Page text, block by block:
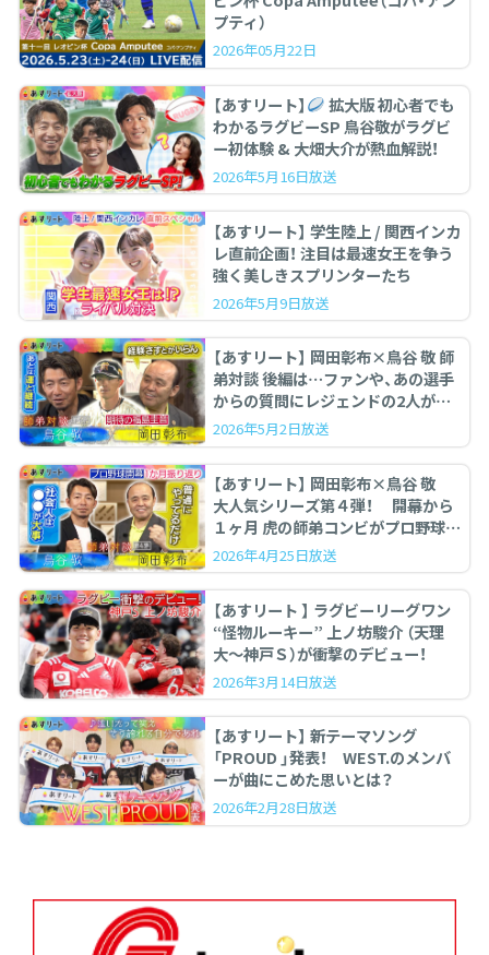
プティ）
2026年05月22日
【あすリート】
拡大版 初心者でも
わかるラグビーSP 鳥谷敬がラグビ
ー初体験 & 大畑大介が熱血解説！
2026年5月16日放送
【あすリート】 学生陸上 / 関西インカ
レ直前企画！ 注目は最速女王を争う
強く美しきスプリンターたち
2026年5月9日放送
【あすリート】 岡田彰布×鳥谷 敬 師
弟対談 後編は…ファンや、あの選手
からの質問にレジェンドの2人が答
えます。
2026年5月2日放送
【あすリート】 岡田彰布×鳥谷 敬
大人気シリーズ第４弾！ 開幕から
１ヶ月 虎の師弟コンビがプロ野球を
ぶった斬る！
2026年4月25日放送
【あすリート 】 ラグビーリーグワン
“怪物ルーキー” 上ノ坊駿介 （天理
大〜神戸Ｓ）が衝撃のデビュー！
2026年3月14日放送
【あすリート】 新テーマソング
「PROUD 」発表！ WEST.のメンバ
ーが曲にこめた思いとは？
2026年2月28日放送